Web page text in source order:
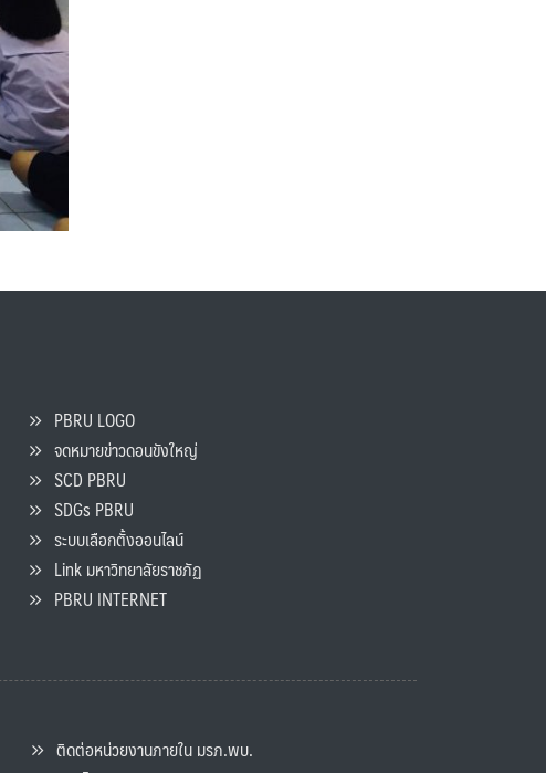
PBRU LOGO
จดหมายข่าวดอนขังใหญ่
SCD PBRU
SDGs PBRU
ระบบเลือกตั้งออนไลน์
Link มหาวิทยาลัยราชภัฏ
PBRU INTERNET
ติดต่อหน่วยงานภายใน มรภ.พบ.